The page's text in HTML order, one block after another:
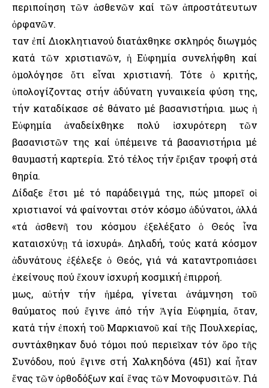
περιποίηση τῶν ἀσθενῶν καί τῶν ἀπροστάτευτων
ὀρφανῶν.
Ὅταν ἐπί Διοκλητιανού διατάχθηκε σκληρός διωγμός
κατά τῶν χριστιανῶν, ἡ Εὐφημία συνελήφθη καί
ὁμολόγησε ὅτι εἶναι χριστιανή. Τότε ὁ κριτής,
ὑπολογίζοντας στήν ἀδύνατη γυναικεία φύση της,
τήν καταδίκασε σέ θάνατο μέ βασανιστήρια. Ὅμως ἡ
Εὐφημία ἀναδείχθηκε πολύ ἰσχυρότερη τῶν
βασανιστῶν της καί ὑπέμεινε τά βασανιστήρια μέ
θαυμαστή καρτερία. Στό τέλος τήν ἔριξαν τροφή στά
θηρία.
Δίδαξε ἔτσι μέ τό παράδειγμά της, πώς μπορεῖ οἱ
χριστιανοί νά φαίνονται στόν κόσμο ἀδύνατοι, ἀλλά
«τά ἀσθενῆ του κόσμου ἐξελέξατο ὁ Θεός ἶνα
καταισχύνῃ τά ἰσχυρά». Δηλαδή, τούς κατά κόσμον
ἀδυνάτους ἐξέλεξε ὁ Θεός, γιά νά καταντροπιάσει
ἐκείνους πού ἔχουν ἰσχυρή κοσμική ἐπιρροή.
Ὅμως, αὐτήν τήν ἡμέρα, γίνεται ἀνάμνηση τοῦ
θαύματος πού ἔγινε ἀπό τήν Ἁγία Εὐφημία, ὅταν,
κατά τήν ἐποχή τοῦ Μαρκιανοῦ καί τῆς Πουλχερίας,
συντάχθηκαν δυό τόμοι πού περιεῖχαν τόν ὅρο τῆς
Συνόδου, πού ἔγινε στή Χαλκηδόνα (451) καί ἦταν
ἕνας τῶν ὀρθοδόξων καί ἕνας τῶν Μονοφυσιτῶν. Γιά